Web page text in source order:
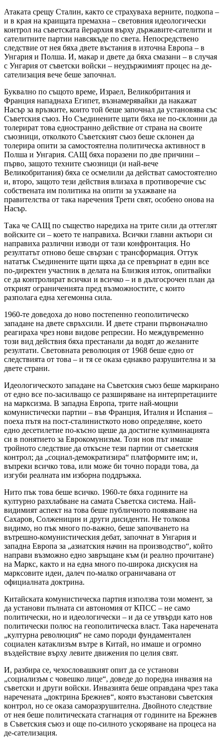
Атаката срещу Сталин, както се страхуваха верните, подкопа –
и в края на краищата премахна – световния идеологически
контрол на съветската йерархия върху държавите-сателити и
сателитните партии навсякъде по света. Непосредствено
следствие от нея бяха двете въстания в източна Европа – в
Унгария и Полша. И, макар и двете да бяха смазани – в случая
с Унгария от съветски войски – неудържимият процес на де-
сателизация вече беше започнал.
Буквално по същото време, Израел, Великобритания и
Франция нападнаха Египет, възнамерявайки да накажат
Насър за връзките, които той беше започнал да установява със
Съветския съюз. Но Съединените щати бяха не по-склонни да
толерират това едностранно действие от страна на своите
съюзници, отколкото Съветският съюз беше склонен да
толерира опити за самостоятелна политическа активност в
Полша и Унгария. САЩ бяха поразени по две причини –
първо, защото техните съюзници (и най-вече
Великобритания) бяха се осмелили да действат самостоятелно
и, второ, защото тези действия влизаха в противоречие със
собствената им политика на опити за ухажване на
правителства от така наречения Трети свят, особено онова на
Насър.
Така че САЩ по същество наредиха на трите сили да оттеглят
войските си – което те направиха. Всички главни актьори си
направиха различни изводи от тази конфронтация. Но
резултатът отново беше свързан с трансформация. Оттук
нататък Съединените щати щяха да се превърнат в един все
по-директен участник в делата на Близкия изток, опитвайки
се да контролират всички и всичко – и в дългосрочен план да
открият ограниченията пред възможностите, с които
разполага една хегемонна сила.
1960-те доведоха до ново постепенно геополитическо
западане на двете свръхсили. И двете страни първоначално
реагираха чрез нови видове репресии. Но междувременно
този вид действия бяха престанали да водят до желаните
резултати. Световната революция от 1968 беше едно от
следствията от това – и тя се оказа еднакво разрушителна и за
двете страни.
Идеологическото западане на Съветския съюз беше маркирано
от едно все по-засилващо се разширяване на интерпретациите
на марксизма. В западна Европа, трите най-мощни
комунистически партии – във Франция, Италия и Испания –
поеха пътя на пост-сталинисткото ново определяне, което
едно десетилетие по-късно щеше да достигне кулминацията
си в понятието за Еврокомунизъм. Този нов път имаше
тройното следствие да откъсне тези партии от съветския
контрол; да „социал-демократизира“ платформите им; и,
въпреки всичко това, или може би точно поради това, да
изгуби реалната им изборна поддръжка.
Нито пък това беше всичко. 1960-те бяха годините на
културно разхлабване на самата Съветска система. Най-
видимият аспект на това беше публичното появяване на
Сахаров, Солженицин и други дисиденти. Не толкова
видимо, но пък много по-важно, беше започването на
вътрешно-комунистическия дебат, започнат в Унгария и
западна Европа за „азиатския начин на производство“, който
направи възможно едно завръщане към (и реално прочитане)
на Маркс, както и на една много по-широка дискусия на
марксовите идеи, далеч по-малко ограничавана от
официалната доктрина.
Китайската комунистическа партия използва този момент, за
да установи пълната си автономия от КПСС – не само
политически, но и идеологически – и да се утвърди като нов
политически полюс на геополитическа власт. Така наречената
„културна революция“ не само породи фундаментален
социален катаклизъм вътре в Китай, но имаше и огромно
въздействие върху левите движения по целия свят.
И, разбира се, чехословашкият опит да се установи
„социализъм с човешко лице“, доведе до поредна инвазия на
съветски и други войски. Инвазията беше оправдана чрез така
наречената „доктрина Брежнев“, която възстанови съветския
контрол, но се оказа саморазрушителна. Двойното следствие
от нея беше политическата стагнация от годините на Брежнев
в Съветския съюз и още по-силното ускоряване на процеса на
де-сателизация.